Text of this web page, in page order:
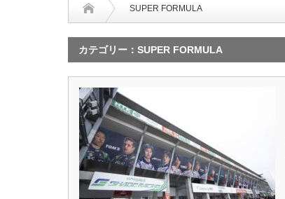
SUPER FORMULA
カテゴリー：SUPER FORMULA